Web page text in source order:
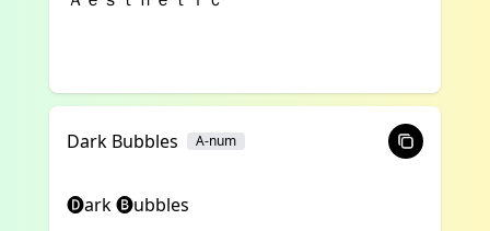
Dark Bubbles A-num
🅓ark 🅑ubbles